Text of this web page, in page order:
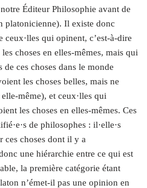
Éditeur Philosophie avant de
platonicienne). Il existe donc
qui opinent, c’est-à-dire
choses en elles-mêmes, mais qui
ces choses dans le monde
les choses belles, mais ne
même), et ceux·lles qui
les choses en elles-mêmes. Ces
de philosophes : il·elle·s
ces choses dont il y a
une hiérarchie entre ce qui est
la première catégorie étant
n’émet-il pas une opinion en